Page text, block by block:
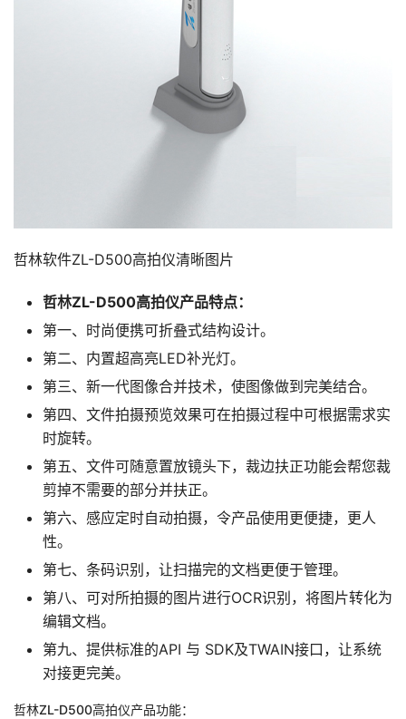
哲林软件ZL-D500高拍仪清晰图片
哲林ZL-D500高拍仪产品特点：
第一、时尚便携可折叠式结构设计。
第二、内置超高亮LED补光灯。
第三、新一代图像合并技术，使图像做到完美结合。
第四、文件拍摄预览效果可在拍摄过程中可根据需求实
时旋转。
第五、文件可随意置放镜头下，裁边扶正功能会帮您裁
剪掉不需要的部分并扶正。
第六、感应定时自动拍摄，令产品使用更便捷，更人
性。
第七、条码识别，让扫描完的文档更便于管理。
第八、可对所拍摄的图片进行OCR识别，将图片转化为
编辑文档。
第九、提供标准的API 与 SDK及TWAIN接口，让系统
对接更完美。
哲林ZL-D500高拍仪产品功能：